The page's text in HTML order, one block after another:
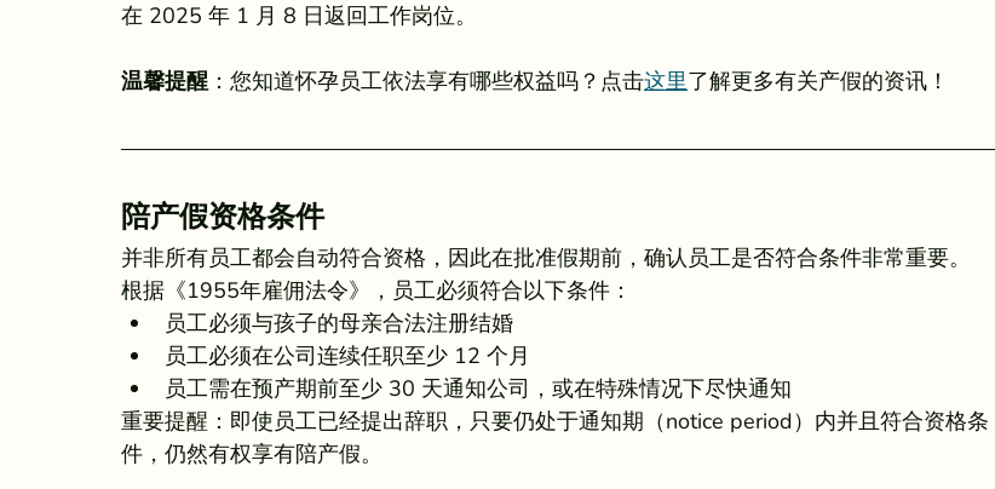
在 2025 年 1 月 8 日返回工作岗位。
温馨提醒：您知道怀孕员工依法享有哪些权益吗？点击这里了解更多有关产假的资讯！
陪产假资格条件
并非所有员工都会自动符合资格，因此在批准假期前，确认员工是否符合条件非常重要。
根据《1955年雇佣法令》，员工必须符合以下条件：
员工必须与孩子的母亲合法注册结婚
员工必须在公司连续任职至少 12 个月
员工需在预产期前至少 30 天通知公司，或在特殊情况下尽快通知
重要提醒：即使员工已经提出辞职，只要仍处于通知期（notice period）内并且符合资格条
件，仍然有权享有陪产假。